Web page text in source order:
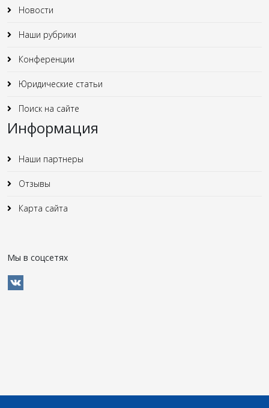
Новости
Наши рубрики
Конференции
Юридические статьи
Поиск на сайте
Информация
Наши партнеры
Отзывы
Карта сайта
Мы в соцсетях